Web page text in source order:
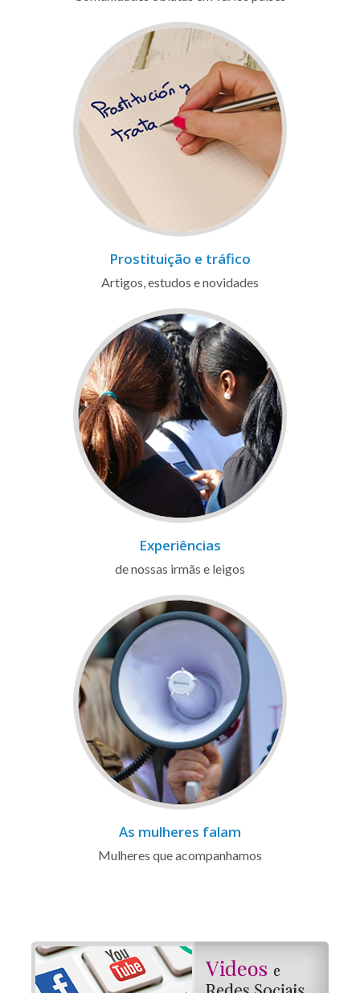
Prostituição e tráfico
Artigos, estudos e novidades
Experiências
de nossas irmãs e leigos
As mulheres falam
Mulheres que acompanhamos